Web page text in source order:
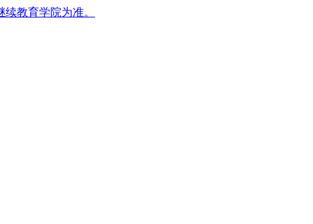
教育学院为准。